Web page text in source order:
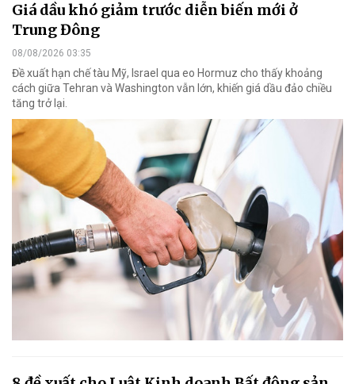
Giá dầu khó giảm trước diễn biến mới ở
Trung Đông
08/08/2026 03:35
Đề xuất hạn chế tàu Mỹ, Israel qua eo Hormuz cho thấy khoảng
cách giữa Tehran và Washington vẫn lớn, khiến giá dầu đảo chiều
tăng trở lại.